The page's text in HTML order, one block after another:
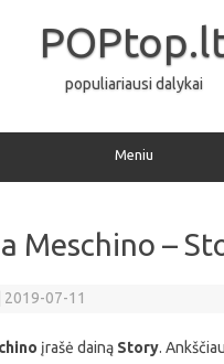
populiariausi dalykai
Meniu
Meschino –
2019-07-11
įrašė dainą Story.